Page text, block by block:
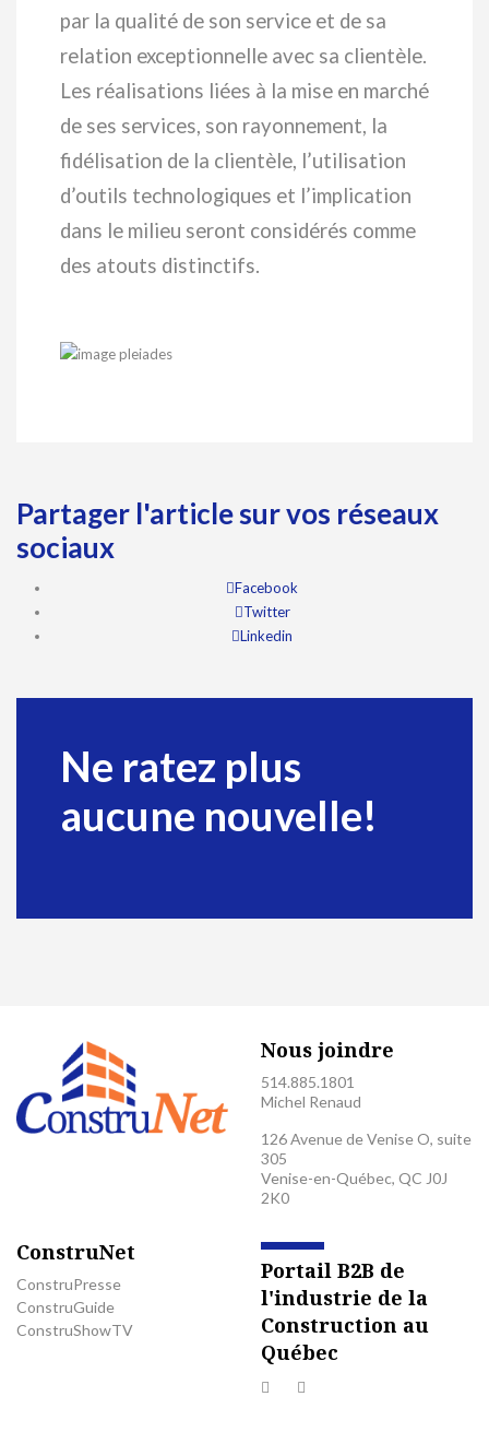
par la qualité de son service et de sa
relation exceptionnelle avec sa clientèle.
Les réalisations liées à la mise en marché
de ses services, son rayonnement, la
fidélisation de la clientèle, l’utilisation
d’outils technologiques et l’implication
dans le milieu seront considérés comme
des atouts distinctifs.
Partager l'article sur vos réseaux
sociaux
Facebook
Twitter
Linkedin
Ne ratez plus
aucune nouvelle!
Nous joindre
514.885.1801
Michel Renaud
126 Avenue de Venise O, suite
305
Venise-en-Québec, QC J0J
2K0
ConstruNet
ConstruPresse
ConstruGuide
ConstruShowTV
Portail B2B de
l'industrie de la
Construction au
Québec